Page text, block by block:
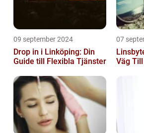
09 september 2024
Drop in i Linköping: Din
Guide till Flexibla Tjänster
07
Väg